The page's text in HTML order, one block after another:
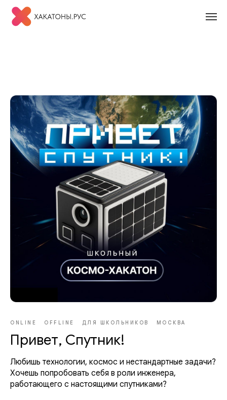
ONLINE OFFLINE ДЛЯ ШКОЛЬНИКОВ МОСКВА
Привет, Спутник!
Любишь технологии, космос и нестандартные задачи?
Хочешь попробовать себя в роли инженера,
работающего с настоящими спутниками?